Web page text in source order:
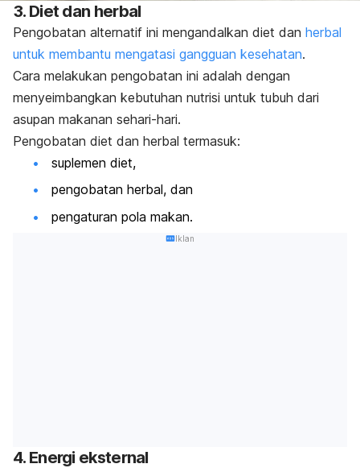
3. Diet dan herbal
Pengobatan alternatif ini mengandalkan diet dan herbal
untuk membantu mengatasi gangguan kesehatan.
Cara melakukan pengobatan ini adalah dengan
menyeimbangkan kebutuhan nutrisi untuk tubuh dari
asupan makanan sehari-hari.
Pengobatan diet dan herbal termasuk:
suplemen diet,
pengobatan herbal, dan
pengaturan pola makan.
Iklan
4. Energi eksternal